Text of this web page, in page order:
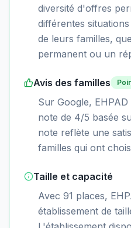
diversité d'offres
différentes
de leurs familles,
permanent ou un
Avis des familles
Sur Google,
note de 4/5 basée
note reflète une
familles qui ont
Taille et capacité
Avec 91 places,
établissement de